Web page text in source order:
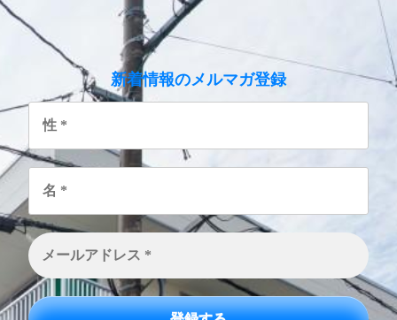
新着情報のメルマガ登録
性
名
メ
ー
ル
ア
ド